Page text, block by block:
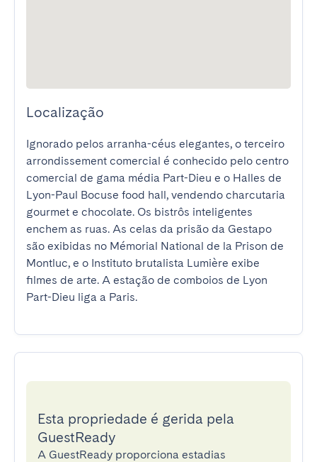
Localização
Ignorado pelos arranha-céus elegantes, o terceiro
arrondissement comercial é conhecido pelo centro
comercial de gama média Part-Dieu e o Halles de
Lyon-Paul Bocuse food hall, vendendo charcutaria
gourmet e chocolate. Os bistrôs inteligentes
enchem as ruas. As celas da prisão da Gestapo
são exibidas no Mémorial National de la Prison de
Montluc, e o Instituto brutalista Lumière exibe
filmes de arte. A estação de comboios de Lyon
Part-Dieu liga a Paris.
Esta propriedade é gerida pela
GuestReady
A GuestReady proporciona estadias